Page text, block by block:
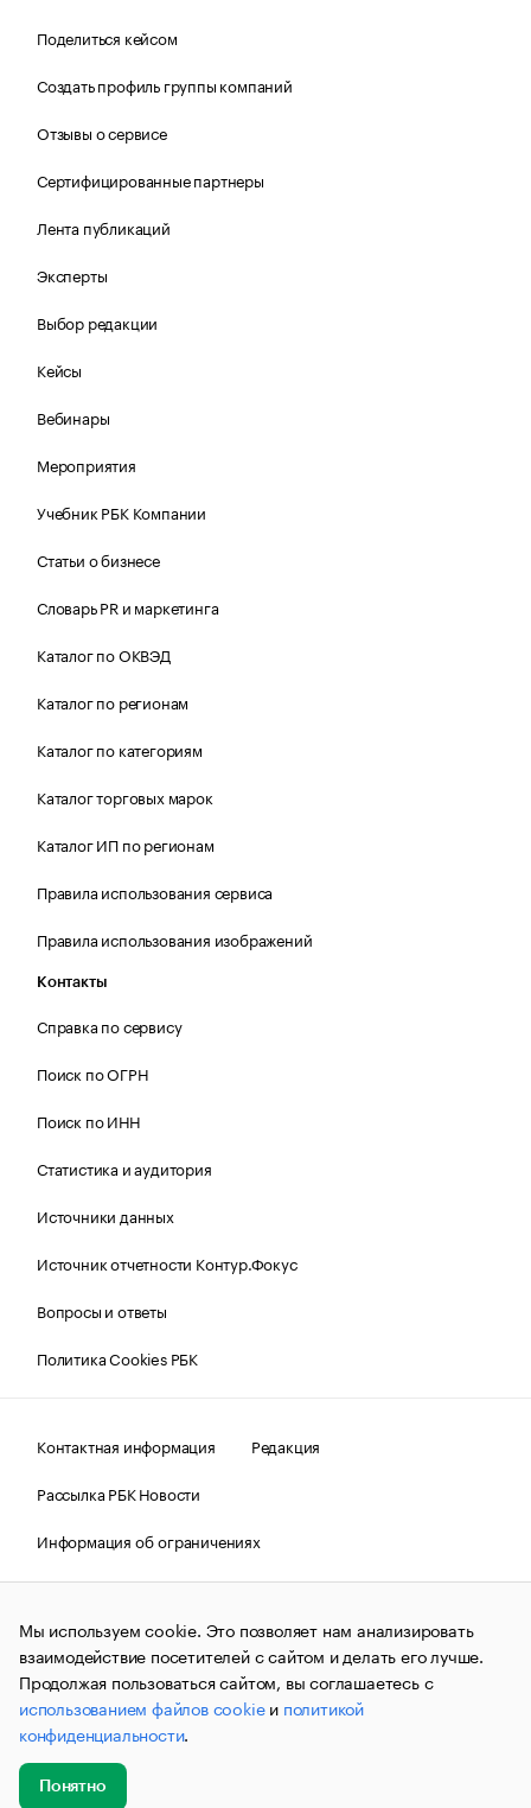
Поделиться кейсом
Создать профиль группы компаний
Отзывы о сервисе
Сертифицированные партнеры
Лента публикаций
Эксперты
Выбор редакции
Кейсы
Вебинары
Мероприятия
Учебник РБК Компании
Статьи о бизнесе
Словарь PR и маркетинга
Каталог по ОКВЭД
Каталог по регионам
Каталог по категориям
Каталог торговых марок
Каталог ИП по регионам
Правила использования сервиса
Правила использования изображений
Контакты
Справка по сервису
Поиск по ОГРН
Поиск по ИНН
Статистика и аудитория
Источники данных
Источник отчетности Контур.Фокус
Вопросы и ответы
Политика Cookies РБК
Контактная информация
Редакция
Рассылка РБК Новости
Информация об ограничениях
Правовая информация
О соблюдении авторских прав
© АО «РОСБИЗНЕСКОНСАЛТИНГ»,1995–2026.Сообщения
и материалы информационного агентства «РБК»
(зарегистрировано Федеральной службой по надзору в сфере
связи, информационных технологий и массовых
коммуникаций (Роскомнадзор) 09.12.2015 за номером ИА
№ФС77-63848) сопровождаются пометкой «РБК». Отдельные
публикации могут содержать информацию,
не предназначенную для пользователей
до 18 лет.
Мы используем cookie. Это позволяет нам анализировать
взаимодействие посетителей с сайтом и делать его лучше.
Продолжая пользоваться сайтом, вы соглашаетесь с
использованием файлов cookieи политикой
конфиденциальности.
Понятно